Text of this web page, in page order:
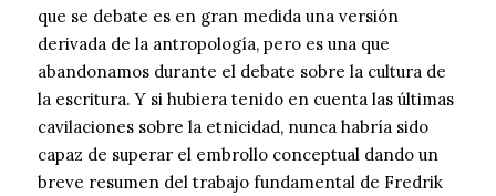
que se debate es en gran medida una versión
derivada de la antropología, pero es una que
abandonamos durante el debate sobre la cultura de
la escritura. Y si hubiera tenido en cuenta las últimas
cavilaciones sobre la etnicidad, nunca habría sido
capaz de superar el embrollo conceptual dando un
breve resumen del trabajo fundamental de Fredrik